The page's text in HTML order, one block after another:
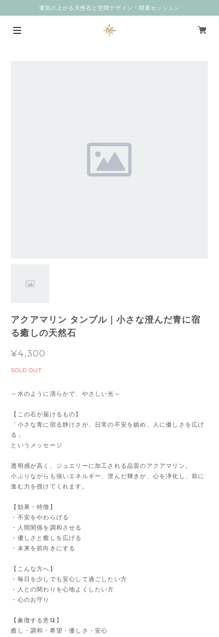
運気の上がる天然石と空間デザイン・開運セッション
アクアマリン タンブル｜小さな澄んだ青に宿
る癒しの天然石
¥4,300
SOLD OUT
～水のように清らかで、やさしい光～
【この石が届けるもの】
「小さな青に宿る静けさが、日常の不安を鎮め、人に優しさを広げ
る」
というメッセージ
透明感が高く、ジュエリーに加工される品質のアクアマリン。
小ぶりながらも強いエネルギー、澄んだ輝きが、心を浄化し、前に
進む力を授けてくれます。
【効果・特徴】
・不安をやわらげる
・人間関係を調和させる
・優しさと癒しを広げる
・未来を前向きにする
【こんな方へ】
・毎日を少しでも安心して過ごしたい方
・人との関わりを心地よくしたい方
・心のお守り
【象徴する意味】
癒し・調和・希望・優しさ・安心